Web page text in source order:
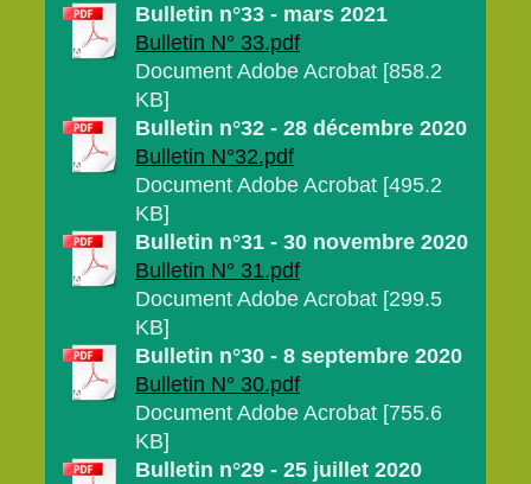
Bulletin n°33 - mars 2021
Bulletin N° 33.pdf
Document Adobe Acrobat [858.2
KB]
Bulletin n°32 - 28 décembre 2020
Bulletin N°32.pdf
Document Adobe Acrobat [495.2
KB]
Bulletin n°31 - 30 novembre 2020
Bulletin N° 31.pdf
Document Adobe Acrobat [299.5
KB]
Bulletin n°30 - 8 septembre 2020
Bulletin N° 30.pdf
Document Adobe Acrobat [755.6
KB]
Bulletin n°29 - 25 juillet 2020